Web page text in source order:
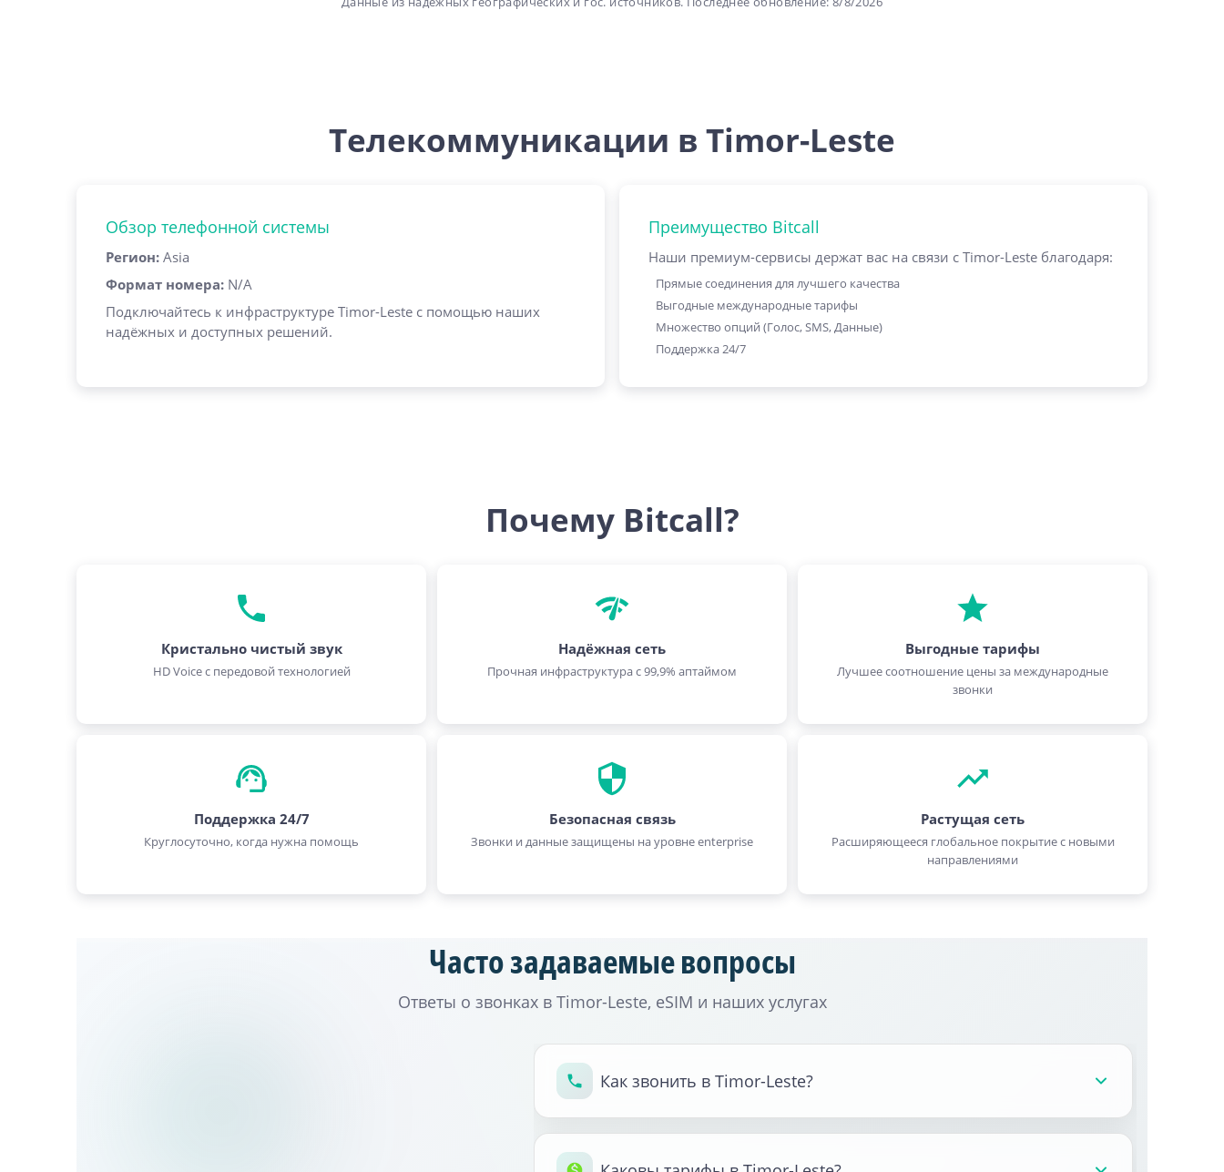
Телекоммуникации в Timor-Leste
Обзор телефонной системы
Регион: Asia
Формат номера: N/A
Подключайтесь к инфраструктуре Timor-Leste с помощью наших
надёжных и доступных решений.
Преимущество Bitcall
Наши премиум-сервисы держат вас на связи с Timor-Leste благодаря:
Прямые соединения для лучшего качества
Выгодные международные тарифы
Множество опций (Голос, SMS, Данные)
Поддержка 24/7
Почему Bitcall?
Кристально чистый звук
HD Voice с передовой технологией
Надёжная сеть
Прочная инфраструктура с 99,9% аптаймом
Выгодные тарифы
Лучшее соотношение цены за международные
звонки
Поддержка 24/7
Круглосуточно, когда нужна помощь
Безопасная связь
Звонки и данные защищены на уровне enterprise
Растущая сеть
Расширяющееся глобальное покрытие с новыми
направлениями
Часто задаваемые вопросы
Ответы о звонках в Timor-Leste, eSIM и наших услугах
Как звонить в Timor-Leste?